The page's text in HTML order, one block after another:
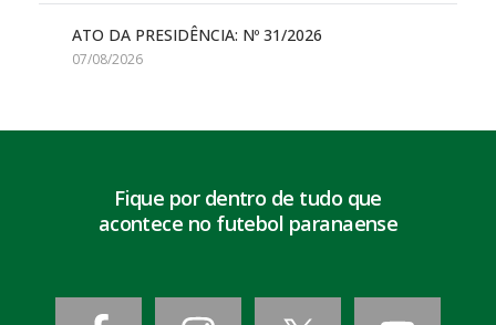
ATO DA PRESIDÊNCIA: Nº 31/2026
07/08/2026
Fique por dentro de tudo que
acontece no futebol paranaense